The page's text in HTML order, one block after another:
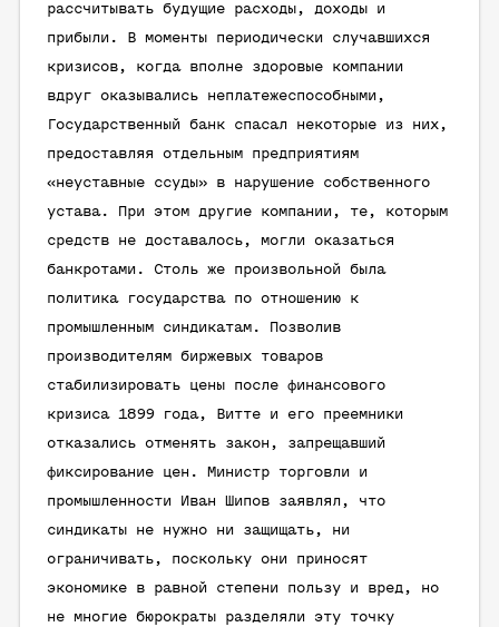
рассчитывать будущие расходы, доходы и
прибыли. В моменты периодически случавшихся
кризисов, когда вполне здоровые компании
вдруг оказывались неплатежеспособными,
Государственный банк спасал некоторые из них,
предоставляя отдельным предприятиям
«неуставные ссуды» в нарушение собственного
устава. При этом другие компании, те, которым
средств не доставалось, могли оказаться
банкротами. Столь же произвольной была
политика государства по отношению к
промышленным синдикатам. Позволив
производителям биржевых товаров
стабилизировать цены после финансового
кризиса 1899 года, Витте и его преемники
отказались отменять закон, запрещавший
фиксирование цен. Министр торговли и
промышленности Иван Шипов заявлял, что
синдикаты не нужно ни защищать, ни
ограничивать, поскольку они приносят
экономике в равной степени пользу и вред, но
не многие бюрократы разделяли эту точку